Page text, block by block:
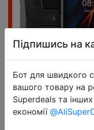
Підпишись на
Бот для швидкого
вашого товару на
Superdeals та інших
економії